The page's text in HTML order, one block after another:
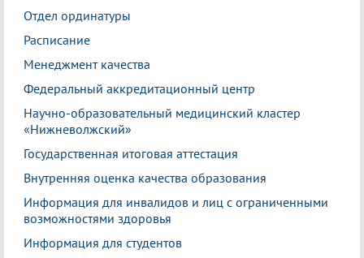
Отдел ординатуры
Расписание
Менеджмент качества
Федеральный аккредитационный центр
Научно-образовательный медицинский кластер
«Нижневолжский»
Государственная итоговая аттестация
Внутренняя оценка качества образования
Информация для инвалидов и лиц с ограниченными
возможностями здоровья
Информация для студентов